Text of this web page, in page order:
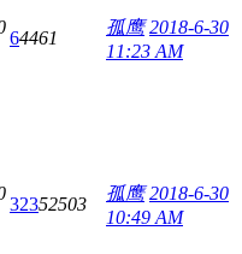
64461
孤鹰 2018-6-30
11:23 AM
32352503
孤鹰 2018-6-30
10:49 AM